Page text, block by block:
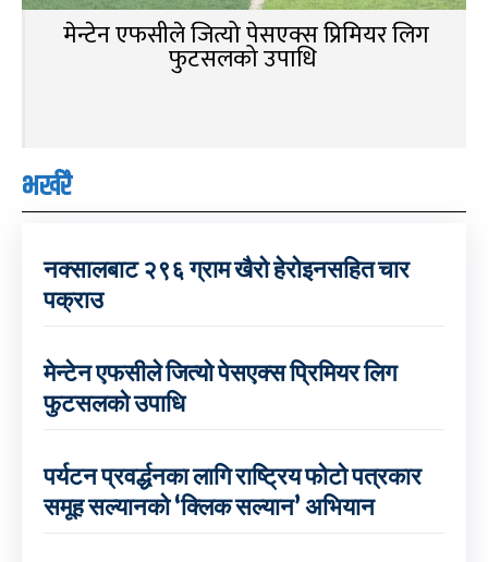
मेन्टेन एफसीले जित्यो पेसएक्स प्रिमियर लिग
फुटसलको उपाधि
भर्खरै
नक्सालबाट २९६ ग्राम खैरो हेरोइनसहित चार
पक्राउ
मेन्टेन एफसीले जित्यो पेसएक्स प्रिमियर लिग
फुटसलको उपाधि
पर्यटन प्रवर्द्धनका लागि राष्ट्रिय फोटो पत्रकार
समूह सल्यानको ‘क्लिक सल्यान’ अभियान